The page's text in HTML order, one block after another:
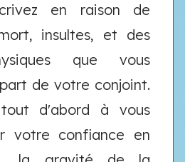
en raison de
insultes, et des
que vous
de votre conjoint.
d'abord à vous
votre confiance en